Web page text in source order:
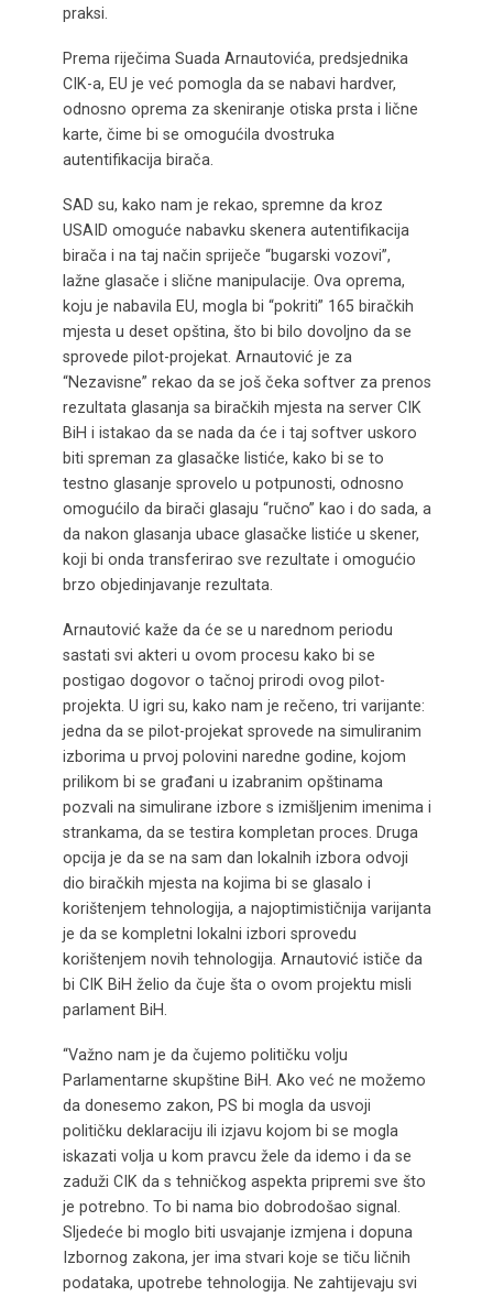
praksi.
Prema riječima Suada Arnautovića, predsjednika
CIK-a, EU je već pomogla da se nabavi hardver,
odnosno oprema za skeniranje otiska prsta i lične
karte, čime bi se omogućila dvostruka
autentifikacija birača.
SAD su, kako nam je rekao, spremne da kroz
USAID omoguće nabavku skenera autentifikacija
birača i na taj način spriječe “bugarski vozovi”,
lažne glasače i slične manipulacije. Ova oprema,
koju je nabavila EU, mogla bi “pokriti” 165 biračkih
mjesta u deset opština, što bi bilo dovoljno da se
sprovede pilot-projekat. Arnautović je za
“Nezavisne” rekao da se još čeka softver za prenos
rezultata glasanja sa biračkih mjesta na server CIK
BiH i istakao da se nada da će i taj softver uskoro
biti spreman za glasačke listiće, kako bi se to
testno glasanje sprovelo u potpunosti, odnosno
omogućilo da birači glasaju “ručno” kao i do sada, a
da nakon glasanja ubace glasačke listiće u skener,
koji bi onda transferirao sve rezultate i omogućio
brzo objedinjavanje rezultata.
Arnautović kaže da će se u narednom periodu
sastati svi akteri u ovom procesu kako bi se
postigao dogovor o tačnoj prirodi ovog pilot-
projekta. U igri su, kako nam je rečeno, tri varijante:
jedna da se pilot-projekat sprovede na simuliranim
izborima u prvoj polovini naredne godine, kojom
prilikom bi se građani u izabranim opštinama
pozvali na simulirane izbore s izmišljenim imenima i
strankama, da se testira kompletan proces. Druga
opcija je da se na sam dan lokalnih izbora odvoji
dio biračkih mjesta na kojima bi se glasalo i
korištenjem tehnologija, a najoptimističnija varijanta
je da se kompletni lokalni izbori sprovedu
korištenjem novih tehnologija. Arnautović ističe da
bi CIK BiH želio da čuje šta o ovom projektu misli
parlament BiH.
“Važno nam je da čujemo političku volju
Parlamentarne skupštine BiH. Ako već ne možemo
da donesemo zakon, PS bi mogla da usvoji
političku deklaraciju ili izjavu kojom bi se mogla
iskazati volja u kom pravcu žele da idemo i da se
zaduži CIK da s tehničkog aspekta pripremi sve što
je potrebno. To bi nama bio dobrodošao signal.
Sljedeće bi moglo biti usvajanje izmjena i dopuna
Izbornog zakona, jer ima stvari koje se tiču ličnih
podataka, upotrebe tehnologija. Ne zahtijevaju svi